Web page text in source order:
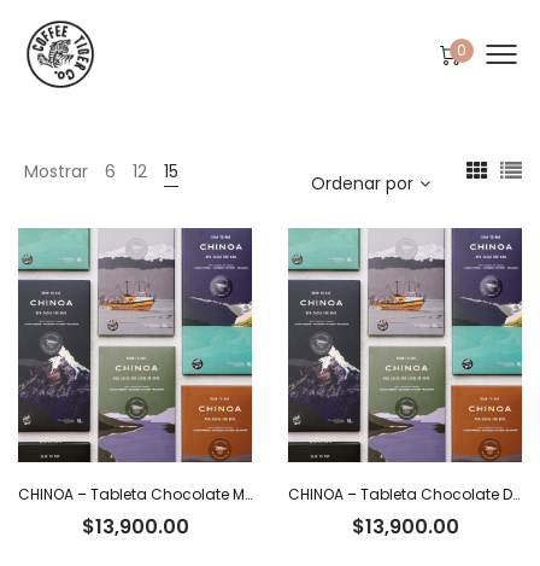
0
Mostrar 6 12 15 Ordenar por
CHINOA – Tableta Chocolate Milk Dark 54% Cacao Ecuatoriano con Leche de Coco x 50 g
$13,900.00
CHINOA – Tableta Chocolate Dark 92% Cacao Ecuatoriano x 50 g
$13,900.00